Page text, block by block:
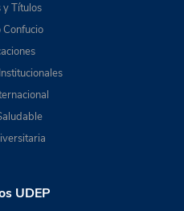
y Títulos
Confucio
UDEP